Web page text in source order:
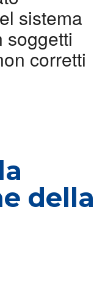
sistema
soggetti
corretti
della